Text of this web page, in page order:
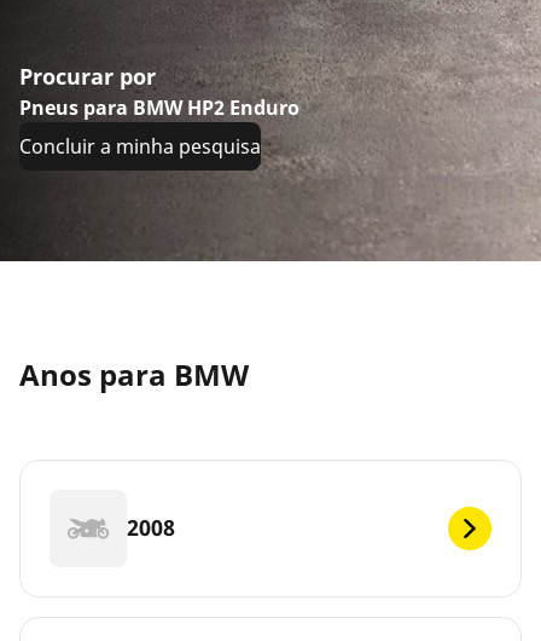
Procurar por
Pneus para BMW HP2 Enduro
Concluir a minha pesquisa
Anos para BMW
2008